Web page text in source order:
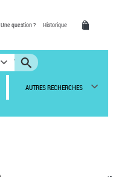
Une question ? Historique
AUTRES RECHERCHES